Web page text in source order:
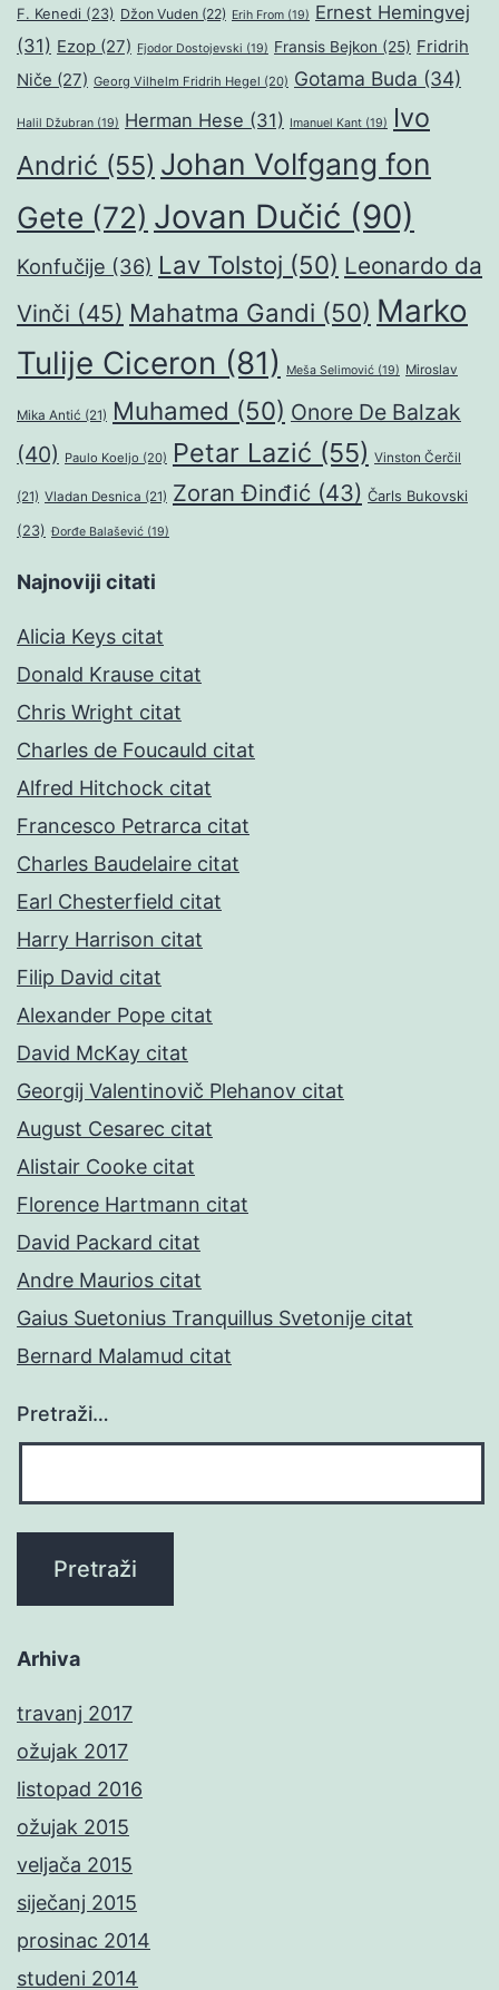
F. Kenedi (23) Džon Vuden (22) Erih From (19) Ernest Hemingvej
(31) Ezop (27) Fjodor Dostojevski (19) Fransis Bejkon (25) Fridrih
Niče (27) Georg Vilhelm Fridrih Hegel (20) Gotama Buda (34)
Halil Džubran (19) Herman Hese (31) Imanuel Kant (19)
Ivo
Andrić (55) Johan Volfgang fon
Gete (72) Jovan Dučić (90)
Konfučije (36) Lav Tolstoj (50) Leonardo da
Vinči (45) Mahatma Gandi (50) Marko
Tulije Ciceron (81) Meša Selimović (19) Miroslav
Mika Antić (21) Muhamed (50) Onore De Balzak
(40) Paulo Koeljo (20) Petar Lazić (55) Vinston Čerčil
(21) Vladan Desnica (21) Zoran Đinđić (43) Čarls Bukovski
(23) Đorđe Balašević (19)
Najnoviji citati
Alicia Keys citat
Donald Krause citat
Chris Wright citat
Charles de Foucauld citat
Alfred Hitchock citat
Francesco Petrarca citat
Charles Baudelaire citat
Earl Chesterfield citat
Harry Harrison citat
Filip David citat
Alexander Pope citat
David McKay citat
Georgij Valentinovič Plehanov citat
August Cesarec citat
Alistair Cooke citat
Florence Hartmann citat
David Packard citat
Andre Maurios citat
Gaius Suetonius Tranquillus Svetonije citat
Bernard Malamud citat
Pretraži…
Arhiva
travanj 2017
ožujak 2017
listopad 2016
ožujak 2015
veljača 2015
siječanj 2015
prosinac 2014
studeni 2014